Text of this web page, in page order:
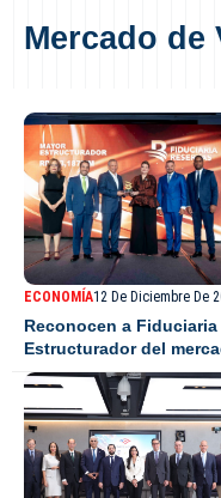
Mercado de
ECONOMÍA12 De Diciembre De
Reconocen a
Estructurador del